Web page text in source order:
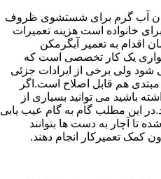
آب گرم برای شستشوی ظروف
خانواده است هزینه تعمیرات
اقدام به تعمیر آبگرمکن
یک کار تخصصی است که
شود ولی برخی از ایرادات جزئی
هم قابل اصلاح است.اگر
باشید می توانید بسیاری از
این مطلب گام به گام عیب یابی
تا آچار به دست ها بتوانند
کمک تعمیرکار انجام دهند.